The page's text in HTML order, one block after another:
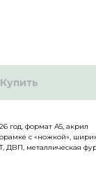
Купить
год, формат А5, акрил
с «ножкой»,
ДВП, металлическая
О нас
Контакты